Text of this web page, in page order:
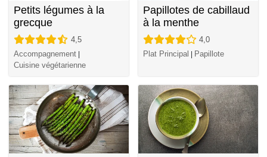
Petits légumes à la
grecque
4,5
Accompagnement |
Cuisine végétarienne
Papillotes de cabillaud
à la menthe
4,0
Plat Principal | Papillote